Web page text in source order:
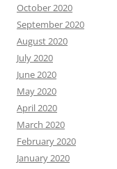
October 2020
September 2020
August 2020
July 2020
June 2020
May 2020
April 2020
March 2020
February 2020
January 2020